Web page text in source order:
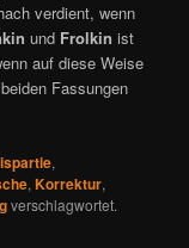
verdient, wenn
und Frolkin ist
auf diese Weise
Fassungen
,
,Korrektur,
verschlagwortet.